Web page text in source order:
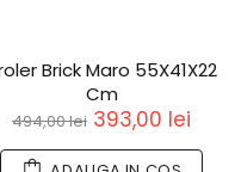
Brick Maro 55X41X22
Cm
494,00 lei 393,00 lei